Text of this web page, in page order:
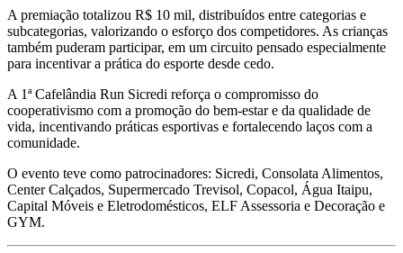
A premiação totalizou R$ 10 mil, distribuídos entre categorias e
subcategorias, valorizando o esforço dos competidores. As crianças
também puderam participar, em um circuito pensado especialmente
para incentivar a prática do esporte desde cedo.
A 1ª Cafelândia Run Sicredi reforça o compromisso do
cooperativismo com a promoção do bem-estar e da qualidade de
vida, incentivando práticas esportivas e fortalecendo laços com a
comunidade.
O evento teve como patrocinadores: Sicredi, Consolata Alimentos,
Center Calçados, Supermercado Trevisol, Copacol, Água Itaipu,
Capital Móveis e Eletrodomésticos, ELF Assessoria e Decoração e
GYM.